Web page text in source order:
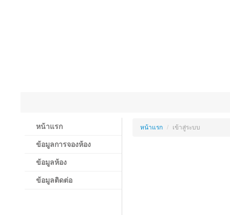
หน้าแรก
ข้อมูลการจองห้อง
ข้อมูลห้อง
ข้อมูลติดต่อ
หน้าแรก / เข้าสู่ระบบ